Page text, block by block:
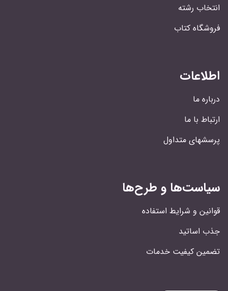
انتخاب رشته
فروشگاه کتاب
اطلاعات
درباره ما
ارتباط با ما
پرسشهای متداول
سیاست‌ها و طرح‌ها
قوانین و شرایط استفاده
جذب اساتید
تضمین کیفیت خدمات